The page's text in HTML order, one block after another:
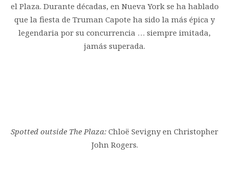
el Plaza. Durante décadas, en Nueva York se ha hablado
que la fiesta de Truman Capote ha sido la más épica y
legendaria por su concurrencia … siempre imitada,
jamás superada.
Spotted outside The Plaza: Chloë Sevigny en Christopher
John Rogers.